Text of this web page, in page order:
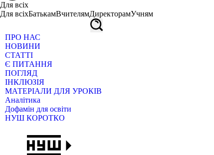
Для всіх
Для всіхБатькамВчителямДиректорамУчням
ПРО НАС
НОВИНИ
СТАТТІ
Є ПИТАННЯ
ПОГЛЯД
ІНКЛЮЗІЯ
МАТЕРІАЛИ ДЛЯ УРОКІВ
Аналітика
Дофамін для освіти
НУШ КОРОТКО